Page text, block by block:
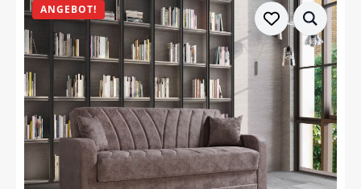
ANGEBOT!